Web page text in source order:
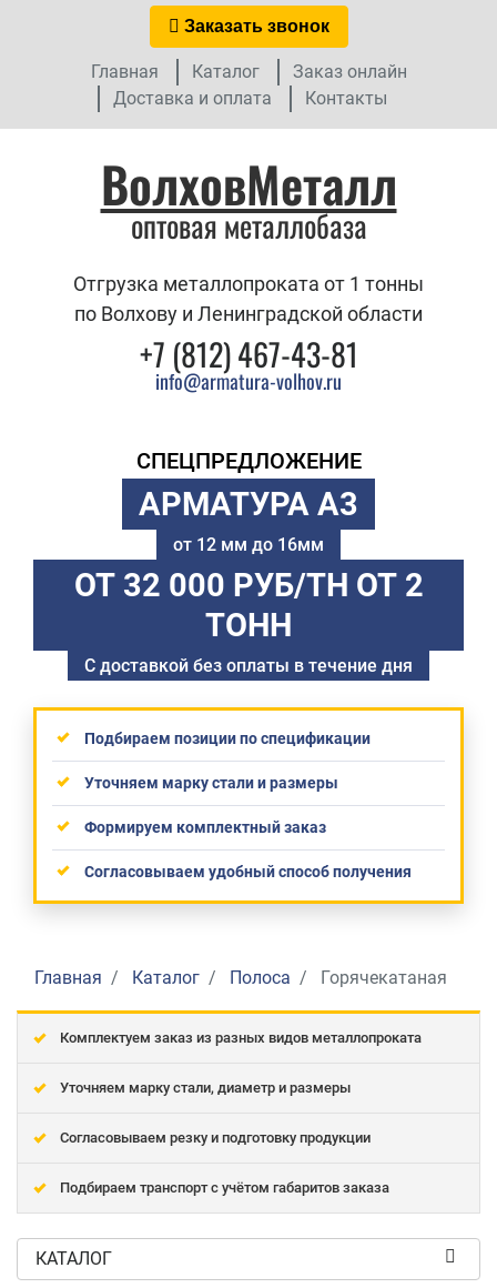
Заказать звонок
Главная Каталог
Заказ онлайн
Доставка и оплата
Контакты
ВолховМеталл
оптовая металлобаза
Отгрузка металлопроката от 1 тонны
по Волхову и Ленинградской области
+7 (812) 467-43-81
info@armatura-volhov.ru
СПЕЦПРЕДЛОЖЕНИЕ
АРМАТУРА А3
от 12 мм до 16мм
ОТ 32 000 РУБ/ТН ОТ 2
ТОНН
С доставкой без оплаты в течение дня
Подбираем позиции по спецификации
Уточняем марку стали и размеры
Формируем комплектный заказ
Согласовываем удобный способ получения
Главная Каталог Полоса Горячекатаная
Комплектуем заказ из разных видов металлопроката
Уточняем марку стали, диаметр и размеры
Согласовываем резку и подготовку продукции
Подбираем транспорт с учётом габаритов заказа
КАТАЛОГ